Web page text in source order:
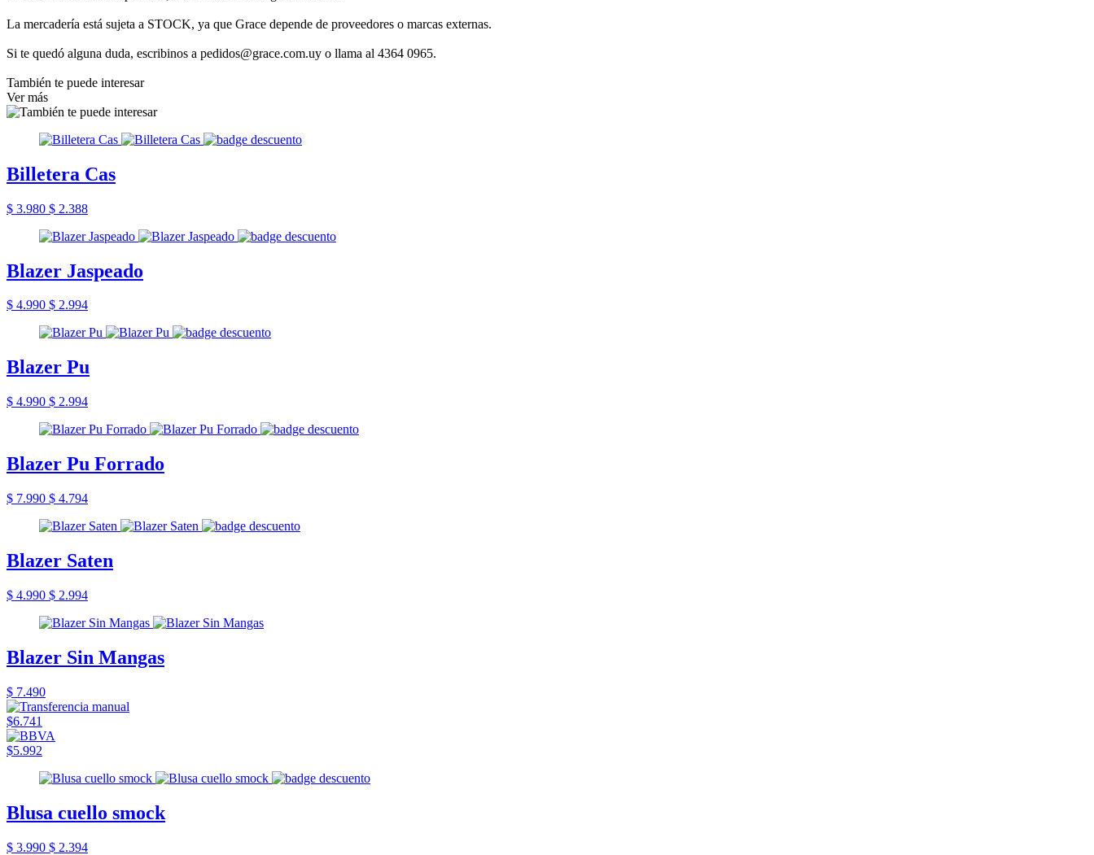
La mercadería está sujeta a STOCK, ya que Grace depende de proveedores o marcas externas.
Si te quedó alguna duda, escribinos a pedidos@grace.com.uy o llama al 4364 0965.
También te puede interesar
Ver más
Billetera Cas
$ 3.980 $ 2.388
Blazer Jaspeado
$ 4.990 $ 2.994
Blazer Pu
$ 4.990 $ 2.994
Blazer Pu Forrado
$ 7.990 $ 4.794
Blazer Saten
$ 4.990 $ 2.994
Blazer Sin Mangas
$ 7.490
$6.741
$5.992
Blusa cuello smock
$ 3.990 $ 2.394